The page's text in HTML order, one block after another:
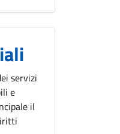
servizi
e
il